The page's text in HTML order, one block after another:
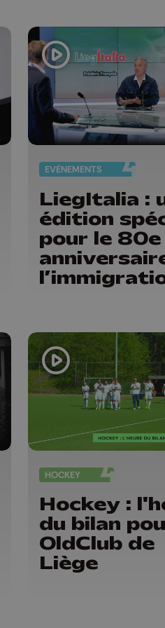
Liège
EVÈNEMENTS
LiegItalia :
édition
pour le 80e
HOCKEY
Hockey :
du bilan
OldClub de
Liège